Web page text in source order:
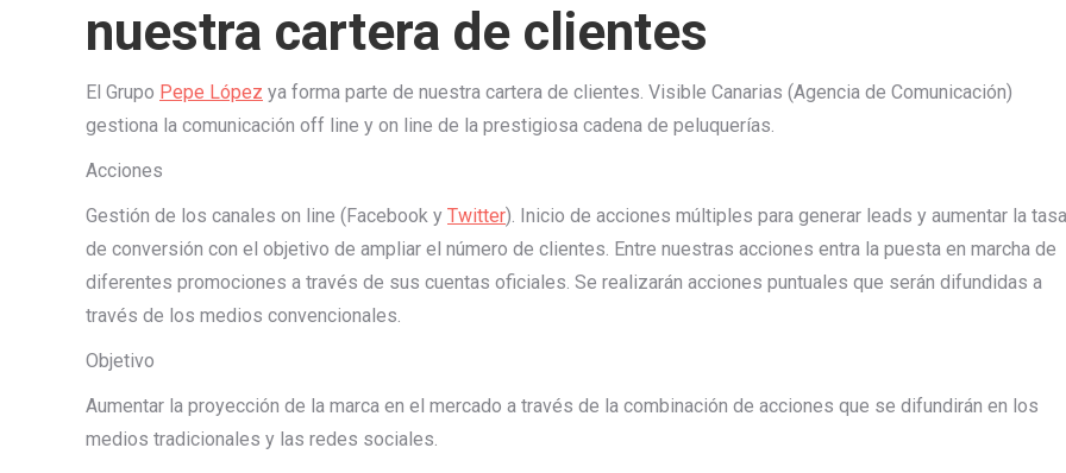
nuestra cartera de clientes
El Grupo Pepe López ya forma parte de nuestra cartera de clientes. Visible Canarias (Agencia de Comunicación)
gestiona la comunicación off line y on line de la prestigiosa cadena de peluquerías.
Acciones
Gestión de los canales on line (Facebook y Twitter). Inicio de acciones múltiples para generar leads y aumentar la tasa
de conversión con el objetivo de ampliar el número de clientes. Entre nuestras acciones entra la puesta en marcha de
diferentes promociones a través de sus cuentas oficiales. Se realizarán acciones puntuales que serán difundidas a
través de los medios convencionales.
Objetivo
Aumentar la proyección de la marca en el mercado a través de la combinación de acciones que se difundirán en los
medios tradicionales y las redes sociales.